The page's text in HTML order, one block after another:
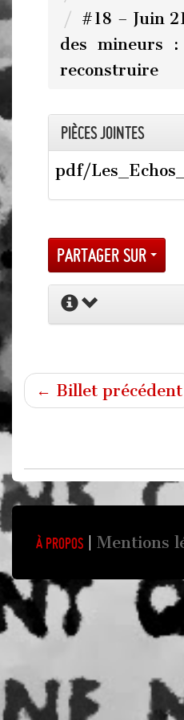
#18 – Juin
des mineurs
reconstruire
Pièces jointes
pdf/
Partager sur
← Billet précédent
À propos Mentions